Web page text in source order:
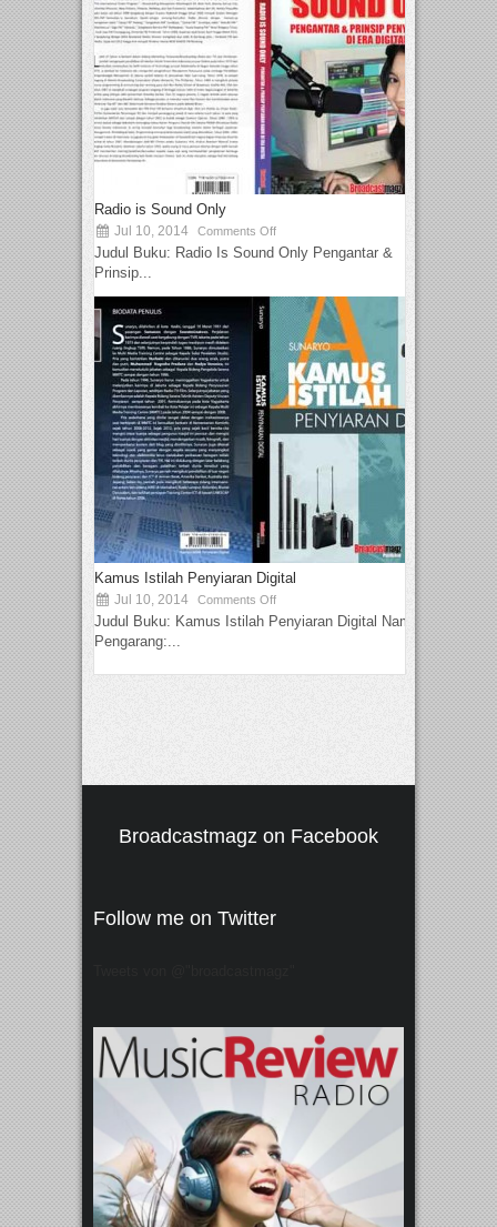
Radio is Sound Only
Jul 10, 2014 Comments Off
Judul Buku: Radio Is Sound Only Pengantar &
Prinsip...
Kamus Istilah Penyiaran Digital
Jul 10, 2014 Comments Off
Judul Buku: Kamus Istilah Penyiaran Digital Nama
Pengarang:...
Broadcastmagz on Facebook
Follow me on Twitter